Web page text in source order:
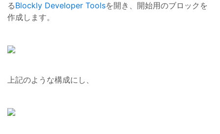
るBlockly Developer Toolsを開き、開始用のブロックを
作成します。
上記のような構成にし、